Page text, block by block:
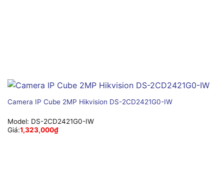
Camera IP Cube 2MP Hikvision DS-2CD2421G0-IW
Model: DS-2CD2421G0-IW
Giá:1,323,000₫